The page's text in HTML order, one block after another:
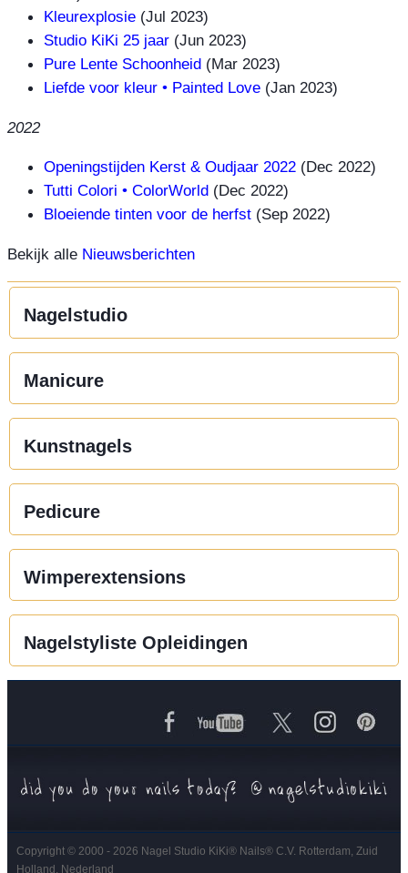
Kleurexplosie (Jul 2023)
Studio KiKi 25 jaar (Jun 2023)
Pure Lente Schoonheid (Mar 2023)
Liefde voor kleur • Painted Love (Jan 2023)
2022
Openingstijden Kerst & Oudjaar 2022 (Dec 2022)
Tutti Colori • ColorWorld (Dec 2022)
Bloeiende tinten voor de herfst (Sep 2022)
Bekijk alle Nieuwsberichten
Nagelstudio
Manicure
Kunstnagels
Pedicure
Wimperextensions
Nagelstyliste Opleidingen
Copyright © 2000 - 2026 Nagel Studio KiKi® Nails® C.V. Rotterdam, Zuid
Holland, Nederland